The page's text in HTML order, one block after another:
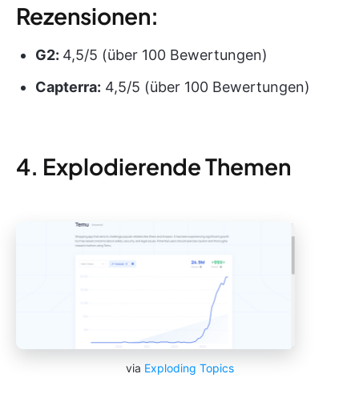
Rezensionen:
G2: 4,5/5 (über 100 Bewertungen)
Capterra: 4,5/5 (über 100 Bewertungen)
4. Explodierende Themen
via Exploding Topics